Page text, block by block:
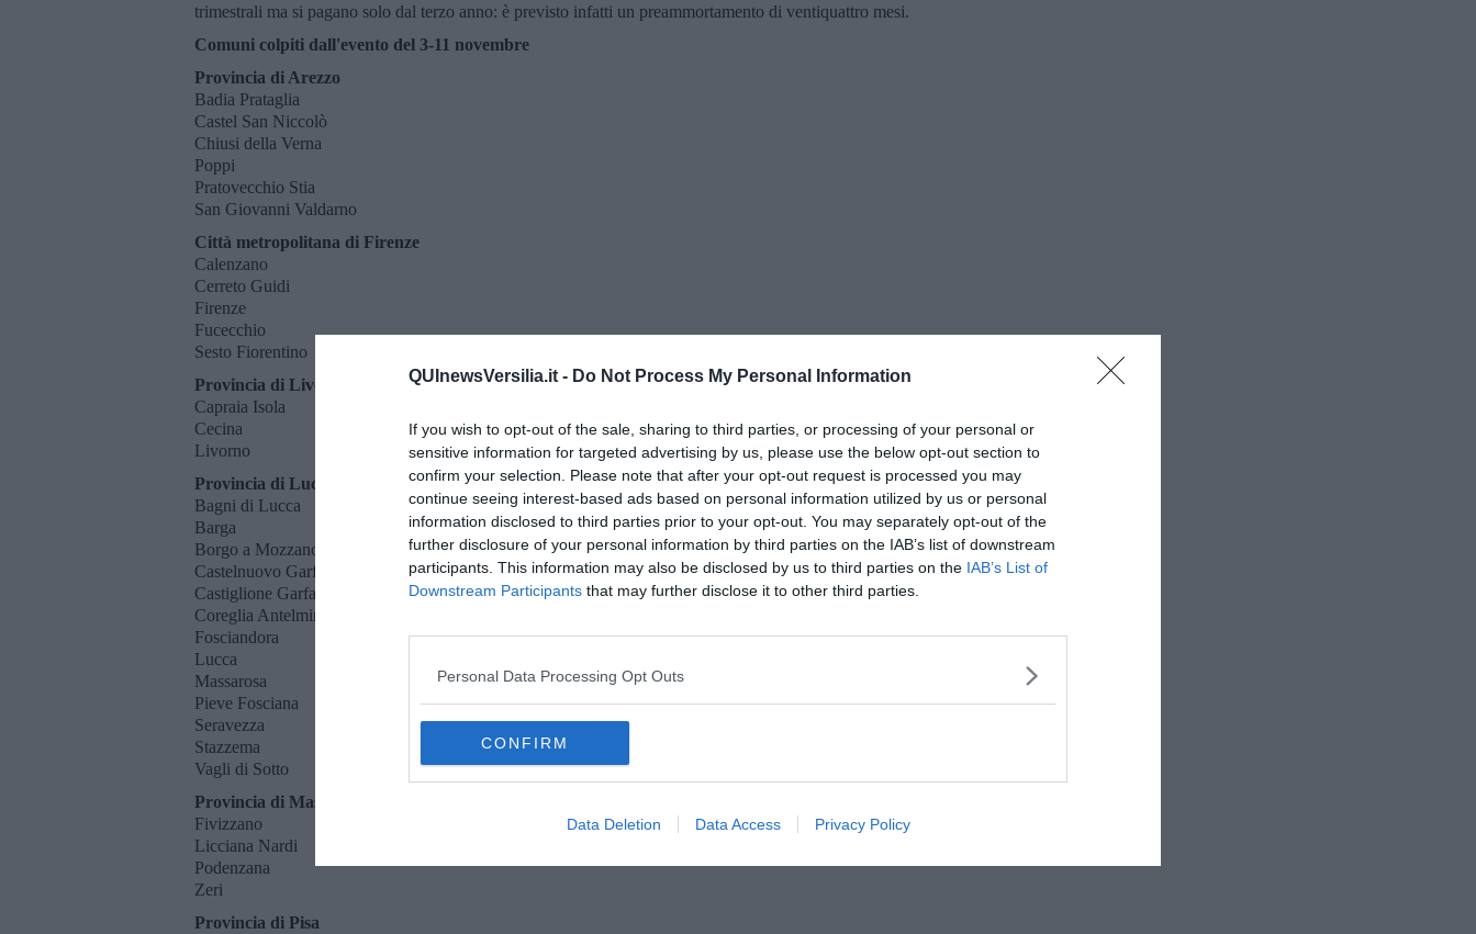
QUInewsVersilia.it - Do Not Process My Personal Information
If you wish to opt-out of the sale, sharing to third parties, or processing of your personal or
sensitive information for targeted advertising by us, please use the below opt-out section to
confirm your selection. Please note that after your opt-out request is processed you may
continue seeing interest-based ads based on personal information utilized by us or personal
information disclosed to third parties prior to your opt-out. You may separately opt-out of the
further disclosure of your personal information by third parties on the IAB’s list of downstream
participants. This information may also be disclosed by us to third parties on the IAB’s List of
Downstream Participants that may further disclose it to other third parties.
Personal Data Processing Opt Outs
CONFIRM
Data Deletion Data Access Privacy Policy
trimestrali ma si pagano solo dal terzo anno: è previsto infatti un preammortamento di ventiquattro mesi.
Comuni colpiti dall'evento del 3-11 novembre
Provincia di Arezzo
Badia Prataglia
Castel San Niccolò
Chiusi della Verna
Poppi
Pratovecchio Stia
San Giovanni Valdarno
Città metropolitana di Firenze
Calenzano
Cerreto Guidi
Firenze
Fucecchio
Sesto Fiorentino
Provincia di Livorno
Capraia Isola
Cecina
Livorno
Provincia di Lucca
Bagni di Lucca
Barga
Borgo a Mozzano
Castelnuovo Garfagnana
Castiglione Garfagnana
Coreglia Antelminelli
Fosciandora
Lucca
Massarosa
Pieve Fosciana
Seravezza
Stazzema
Vagli di Sotto
Provincia di Massa-Carrara
Fivizzano
Licciana Nardi
Podenzana
Zeri
Provincia di Pisa